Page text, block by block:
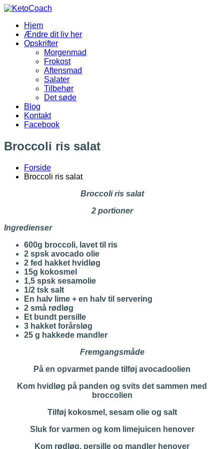
Videre
indhold
KetoCoach
Hjem
Ændre dit liv her
Opskrifter
Morgenmad
Frokost
Aftensmad
Salater
Tilbehør
Det søde
Blog
Kontakt
Facebook
Broccoli ris salat
Forside
Broccoli ris salat
Broccoli ris salat
2 portioner
Ingredienser
600g broccoli, lavet til ris
2 spsk avocado olie
2 fed hakket hvidløg
15g kokosmel
1,5 spsk sesamolie
1/2 tsk salt
En halv lime + en halv til servering
2 små rødløg
Et bundt persille
3 hakket forårsløg
25 g hakkede mandler
Fremgangsmåde
På en opvarmet pande tilføj avocadoolien
Kom hvidløg på panden og svits det sammen med
broccolien
Tilføj kokosmel, sesam olie og salt
Sluk for varmen og kom limejuicen henover
Kom rødløg, persille og mandler henover